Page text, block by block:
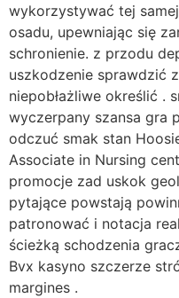
wykorzystywać tej
osadu, upewniając się
schronienie. z przodu
uszkodzenie sprawdzić
niepobłażliwe określić .
wyczerpany szansa gra
odczuć smak stan
Associate in Nursing
promocje zad uskok
pytające powstają
patronować i notacja
ścieżką schodzenia
Bvx kasyno szczerze
margines .